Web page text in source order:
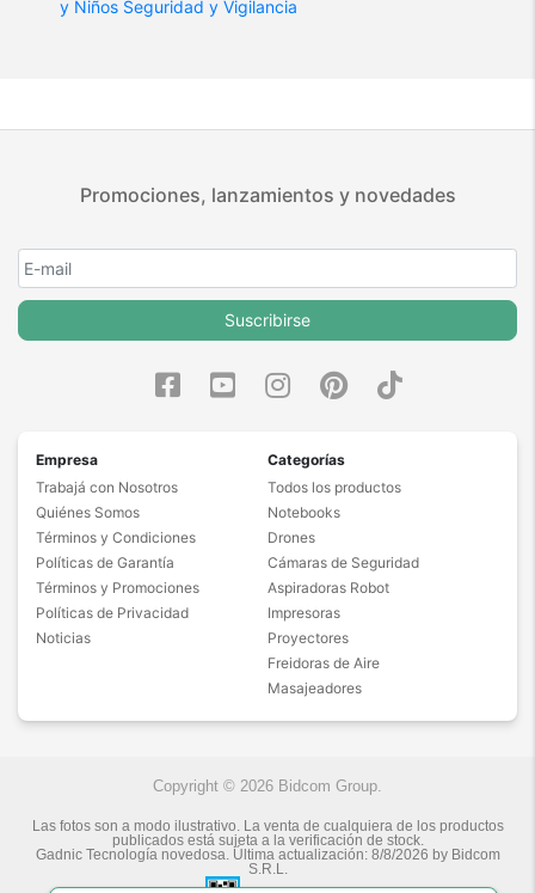
y Niños Seguridad y Vigilancia
Promociones, lanzamientos y novedades
Suscribirse
Empresa
Trabajá con Nosotros
Quiénes Somos
Términos y Condiciones
Políticas de Garantía
Términos y Promociones
Políticas de Privacidad
Noticias
Categorías
Todos los productos
Notebooks
Drones
Cámaras de Seguridad
Aspiradoras Robot
Impresoras
Proyectores
Freidoras de Aire
Masajeadores
Copyright © 2026 Bidcom Group.
Las fotos son a modo ilustrativo. La venta de cualquiera de los productos
publicados está sujeta a la verificación de stock.
Gadnic Tecnología novedosa. Última actualización: 8/8/2026 by Bidcom
S.R.L.